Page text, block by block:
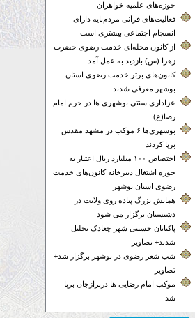
حوزه‌های علمیه خواهران
فعالیت‌های قرآنی مردم‌پایه دارای
انسجام اجتماعی بیشتری است
از کانون محله‌ای خدمت رضوی حضرت
زهرا (س) بازدید به عمل آمد
کانون‌های برتر خدمت رضوی استان
بوشهر معرفی شدند
عزاداری سنتی بوشهری ها در حرم امام
رضا(ع)
بوشهری‌ها ۶ موکب در مشهد مقدس
برپا کردند
اختصاص ۱۰۰ میلیارد ریال اعتبار به
حوزه اشتغال دبیرخانه کانون‌های خدمت
رضوی استان بوشهر
همایش بزرگ پیاده روی ولایت در
دشتستان برگزار می شود
پاکبانان حسینی شهر چغادک تجلیل
شدند+ تصاویر
شب شعر رضوی در بوشهر برگزار شد+
تصاویر
موکب‌ امام رضایی ها دربرازجان برپا
شد